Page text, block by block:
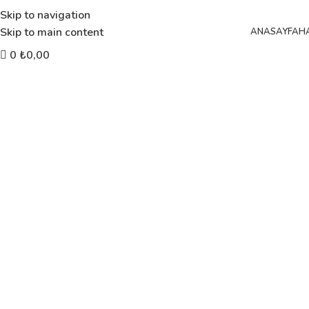
Skip to navigation
Skip to main content
ANASAYFA
0 ₺0,00